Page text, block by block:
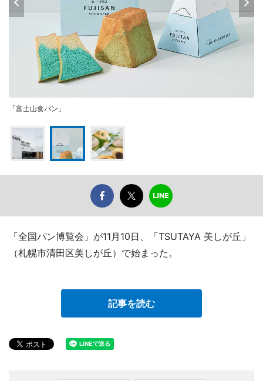
「富士山食パン」
「全国パン博覧会」が11月10日、「TSUTAYA 美しが丘」
（札幌市清田区美しが丘）で始まった。
記事を読む